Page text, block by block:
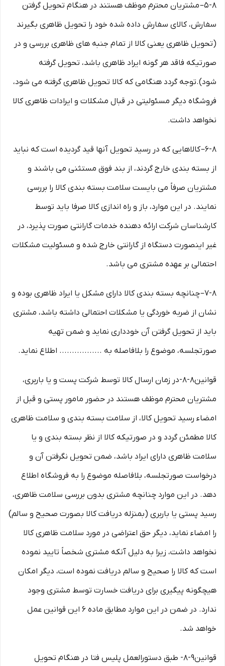
۵-۸– مشتریان محترم موظف هستند در هنگام تحویل گرفتن
سفارش، کالای سفارش داده شده خود را تحویل ظاهری بگیرند
(تحویل ظاهری یعنی کالا از تمام جنبه های ظاهری بررسی و در
صورتیکه فاقد هر گونه ایراد ظاهری باشد، تحویل گرفته
شود).توجه گردد هنگامی که کالا تحویل ظاهری گرفته می شود،
فروشگاه دیگر مسئولیتی در قبال مشکلات و ایرادات ظاهری کالا
نخواهد داشت.
۶-۸– کالاهایی که در رسید تحویل آنها قید گردیده است که نباید
از بسته بندی خارج گردند، از بند فوق مستثنی می باشند و
مشتریان صرفاً می بایست سلامت بسته بندی کالا را بررسی
نمایند. در این موارد، باز و راه اندازی کالا صرفا باید توسط
کارشناسان شرکت ارائه دهنده خدمات گارانتی صورت پذیرد، در
غیر اینصورت دستگاه از گارانتی خارج شده و مسئولیت مشکلات
احتمالی بر عهده مشتری می باشد.
۷-۸– چنانچه بسته بندی کالا دارای مشکل یا ایراد ظاهری بوده و
نشان از ضربه خوردگی یا مشکلات احتمالی داشته باشد، مشتری
باید از تحویل گرفتن آن خودداری نماید و ضمن تهیه
صورتجلسه، موضوع را بلافاصله به ................. اطلاع نماید.
قوانین۸-۸-در زمان ارسال کالا توسط شرکت پست و یا باربری،
مشتریان محترم موظف هستند در حضور مامور پستی و قبل از
امضاء رسید تحویل کالا، از سلامت بسته بندی و سلامت ظاهری
کالا مطمئن گردد و در صورتیکه کالا از نظر بسته بندی و یا
سلامت ظاهری دارای ایراد باشد، ضمن تحویل نگرفتن آن و
درخواست صورتجلسه، بلافاصله موضوع را به فروشگاه اطلاع
دهد. در این موارد چنانچه مشتری بدون بررسی سلامت ظاهری،
رسید پستی یا باربری (بمنزله دریافت کالا بصورت صحیح و سالم)
را امضاء نماید، دیگر حق اعتراضی در مورد سلامت ظاهری کالا
نخواهد داشت، زیرا به دلیل آنکه مشتری شخصاً تایید نموده
است که کالا را صحیح و سالم دریافت نموده است، دیگر امکان
هیچگونه پیگیری برای دریافت خسارت توسط مشتری وجود
ندارد. در ضمن در این موارد مطابق ماده ۶ این قوانین عمل
خواهد شد.
قوانین۹-۸- طبق دستورالعمل پلیس فتا در هنگام تحویل